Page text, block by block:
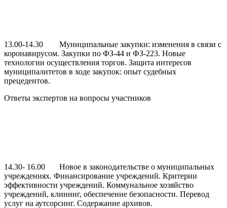
13.00-14.30 Муниципальные закупки: изменения в связи с
коронавирусом. Закупки по ФЗ-44 и ФЗ-223. Новые
технологии осуществления торгов. Защита интересов
муниципалитетов в ходе закупок: опыт судебных
прецедентов.
Ответы экспертов на вопросы участников
14.30- 16.00 Новое в законодательстве о муниципальных
учреждениях. Финансирование учреждений. Критерии
эффективности учреждений. Коммунальное хозяйство
учреждений, клининг, обеспечение безопасности. Перевод
услуг на аутсорсинг. Содержание архивов.